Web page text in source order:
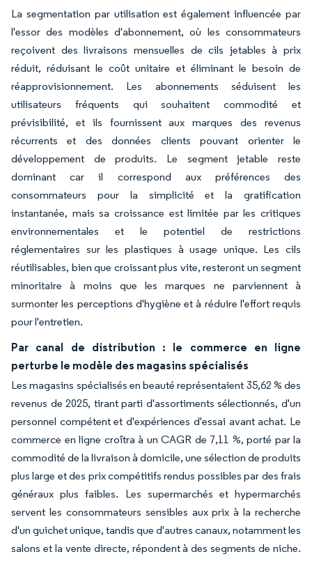
La segmentation par utilisation est également influencée par
l'essor des modèles d'abonnement, où les consommateurs
reçoivent des livraisons mensuelles de cils jetables à prix
réduit, réduisant le coût unitaire et éliminant le besoin de
réapprovisionnement. Les abonnements séduisent les
utilisateurs fréquents qui souhaitent commodité et
prévisibilité, et ils fournissent aux marques des revenus
récurrents et des données clients pouvant orienter le
développement de produits. Le segment jetable reste
dominant car il correspond aux préférences des
consommateurs pour la simplicité et la gratification
instantanée, mais sa croissance est limitée par les critiques
environnementales et le potentiel de restrictions
réglementaires sur les plastiques à usage unique. Les cils
réutilisables, bien que croissant plus vite, resteront un segment
minoritaire à moins que les marques ne parviennent à
surmonter les perceptions d'hygiène et à réduire l'effort requis
pour l'entretien.
Par canal de distribution : le commerce en ligne
perturbe le modèle des magasins spécialisés
Les magasins spécialisés en beauté représentaient 35,62 % des
revenus de 2025, tirant parti d'assortiments sélectionnés, d'un
personnel compétent et d'expériences d'essai avant achat. Le
commerce en ligne croîtra à un CAGR de 7,11 %, porté par la
commodité de la livraison à domicile, une sélection de produits
plus large et des prix compétitifs rendus possibles par des frais
généraux plus faibles. Les supermarchés et hypermarchés
servent les consommateurs sensibles aux prix à la recherche
d'un guichet unique, tandis que d'autres canaux, notamment les
salons et la vente directe, répondent à des segments de niche.